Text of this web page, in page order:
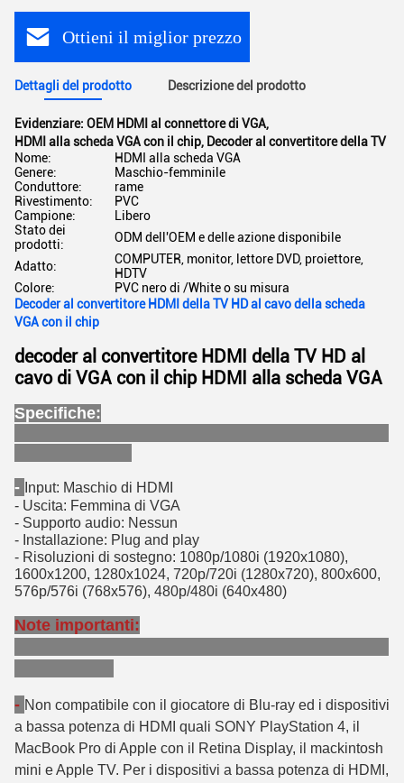
Ottieni il miglior prezzo
Dettagli del prodotto Descrizione del prodotto
Evidenziare: OEM HDMI al connettore di VGA,
HDMI alla scheda VGA con il chip, Decoder al convertitore della TV
Nome:
HDMI alla scheda VGA
Genere:
Maschio-femminile
Conduttore:
rame
Rivestimento:
PVC
Campione:
Libero
Stato dei
prodotti:
ODM dell'OEM e delle azione disponibile
Adatto:
COMPUTER, monitor, lettore DVD, proiettore,
HDTV
Colore:
PVC nero di /White o su misura
Decoder al convertitore HDMI della TV HD al cavo della scheda
VGA con il chip
decoder al convertitore HDMI della TV HD al
cavo di VGA con il chip HDMI alla scheda VGA
Specifiche:
- Input: Maschio di HDMI
- Uscita: Femmina di VGA
- Supporto audio: Nessun
- Installazione: Plug and play
- Risoluzioni di sostegno: 1080p/1080i (1920x1080),
1600x1200, 1280x1024, 720p/720i (1280x720), 800x600,
576p/576i (768x576), 480p/480i (640x480)
Note importanti:
- Non compatibile con il giocatore di Blu-ray ed i dispositivi
a bassa potenza di HDMI quali SONY PlayStation 4, il
MacBook Pro di Apple con il Retina Display, il mackintosh
mini e Apple TV. Per i dispositivi a bassa potenza di HDMI,